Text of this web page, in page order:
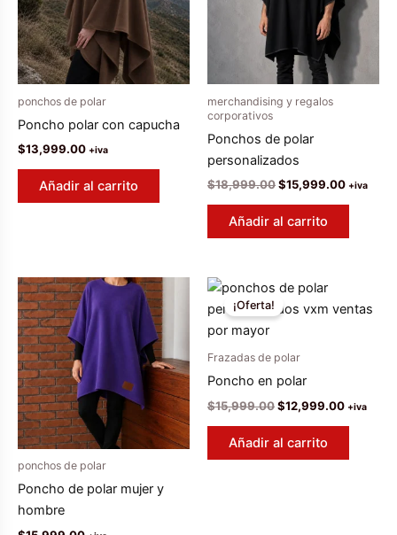
ponchos de polar
Poncho polar con capucha
$13,999.00 +iva
Añadir al carrito
merchandising y regalos
corporativos
Ponchos de polar
personalizados
$18,999.00El
original
era:
$15,999.00El+iva
Añadir al carrito
ponchos de polar
Poncho de polar mujer y
hombre
¡Oferta!
Frazadas de polar
Poncho en polar
$15,999.00El
original
era:
$12,999.00El+iva
Añadir al carrito